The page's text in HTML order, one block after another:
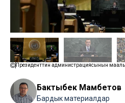
Президенттин администрациясынын
Бактыбек Мамбетов
Бардык материалдар